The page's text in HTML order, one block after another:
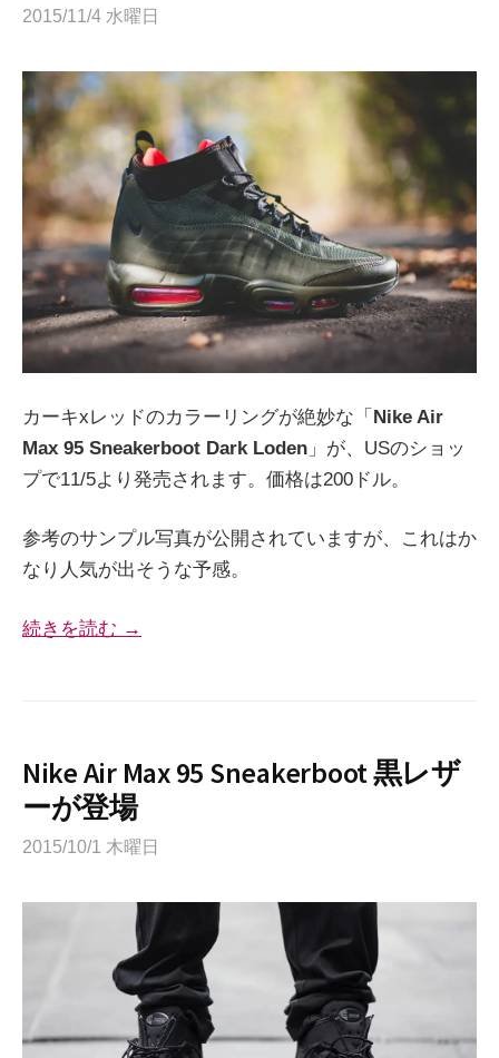
2015/11/4 水曜日
カーキxレッドのカラーリングが絶妙な「 Nike Air
Max 95 Sneakerboot Dark Loden 」が、USのショッ
プで11/5より発売されます。価格は200ドル。
参考のサンプル写真が公開されていますが、これはか
なり人気が出そうな予感。
続きを読む →
Nike Air Max 95 Sneakerboot 黒レザ
ーが登場
2015/10/1 木曜日